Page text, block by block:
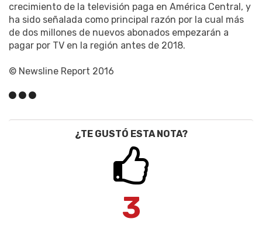
crecimiento de la televisión paga en América Central, y
ha sido señalada como principal razón por la cual más
de dos millones de nuevos abonados empezarán a
pagar por TV en la región antes de 2018.
© Newsline Report 2016
¿TE GUSTÓ ESTA NOTA?
3